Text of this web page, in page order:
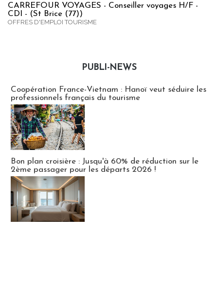
CARREFOUR VOYAGES - Conseiller voyages H/F -
CDI - (St Brice (77))
OFFRES D'EMPLOI TOURISME
PUBLI-NEWS
Coopération France-Vietnam : Hanoï veut séduire les
professionnels français du tourisme
Bon plan croisière : Jusqu'à 60% de réduction sur le
2ème passager pour les départs 2026 !